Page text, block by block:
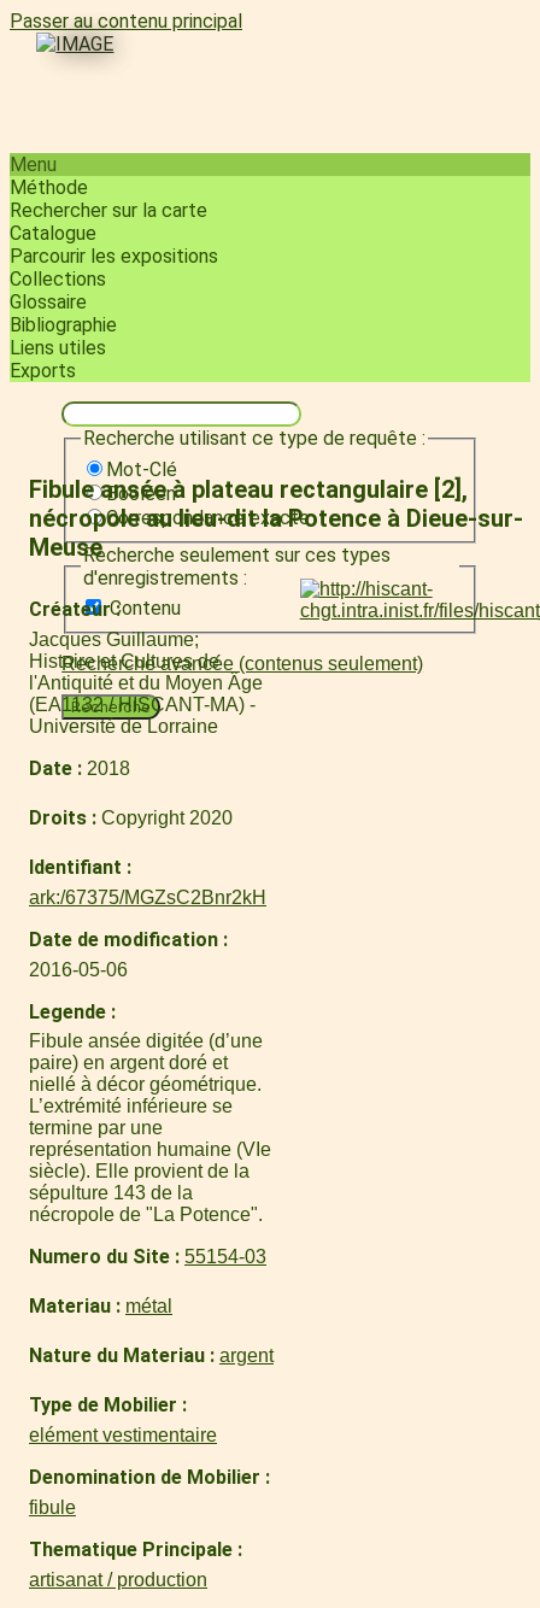
Passer au contenu principal
Menu
Méthode
Rechercher sur la carte
Catalogue
Parcourir les expositions
Collections
Glossaire
Bibliographie
Liens utiles
Exports
Recherche utilisant ce type de requête :
Mot-Clé
Booléen
Correspondance exacte
Recherche seulement sur ces types
d'enregistrements :
Contenu
Recherche avancée (contenus seulement)
Recherche
Fibule ansée à plateau rectangulaire [2],
nécropole au lieu-dit la Potence à Dieue-sur-
Meuse
Créateur
Jacques Guillaume
Histoire et Cultures de
l'Antiquité et du Moyen Âge
(EA1132 / HISCANT-MA) -
Université de Lorraine
Date 2018
Droits Copyright 2020
Identifiant
ark:/67375/MGZsC2Bnr2kH
Date de modification
2016-05-06
Legende
Fibule ansée digitée (d’une
paire) en argent doré et
niellé à décor géométrique.
L’extrémité inférieure se
termine par une
représentation humaine (VIe
siècle). Elle provient de la
sépulture 143 de la
nécropole de "La Potence".
Numero du Site 55154-03
Materiau métal
Nature du Materiau argent
Type de Mobilier
elément vestimentaire
Denomination de Mobilier
fibule
Thematique Principale
artisanat / production